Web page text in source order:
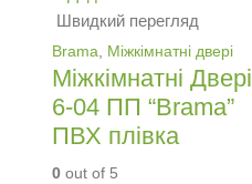
Швидкий перегляд
Brama, Міжкімнатні двері
Міжкімнатні Двері
6-04 ПП “Brama”
ПВХ плівка
0 out of 5